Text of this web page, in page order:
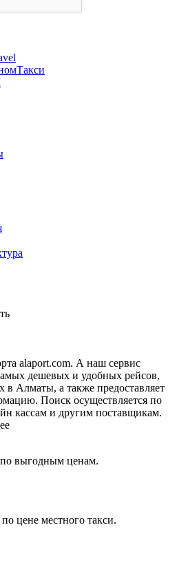
alaport.com. А наш сервис
дешевых и удобных рейсов,
Алматы, а также предоставляет
Поиск осуществляется по
кассам и другим поставщикам.
выгодным ценам.
цене местного такси.